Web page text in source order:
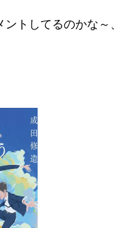
ントしてるのかな～